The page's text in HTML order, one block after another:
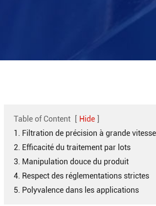
Table of Content [ Hide ]
1. Filtration de précision à grande vitesse
2. Efficacité du traitement par lots
3. Manipulation douce du produit
4. Respect des réglementations strictes
5. Polyvalence dans les applications